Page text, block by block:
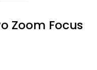
Zoom Focus